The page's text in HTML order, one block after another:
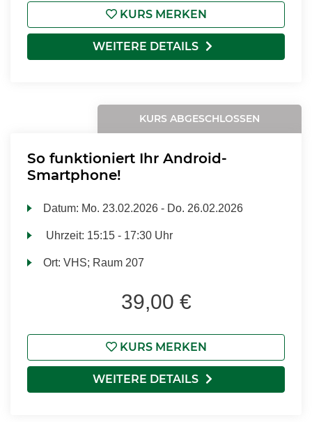
KURS MERKEN
WEITERE DETAILS
KURS ABGESCHLOSSEN
So funktioniert Ihr Android-
Smartphone!
Datum: Mo. 23.02.2026 - Do. 26.02.2026
Uhrzeit: 15:15 - 17:30 Uhr
Ort:VHS; Raum 207
39,00 €
KURS MERKEN
WEITERE DETAILS